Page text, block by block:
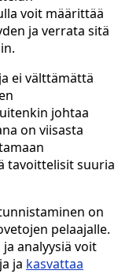
voit määrittää
ja verrata sitä
ei välttämättä
johtaa
on viisasta
tavoittelisit suuria
on
pelaajalle.
analyysiä voit
ja kasvattaa